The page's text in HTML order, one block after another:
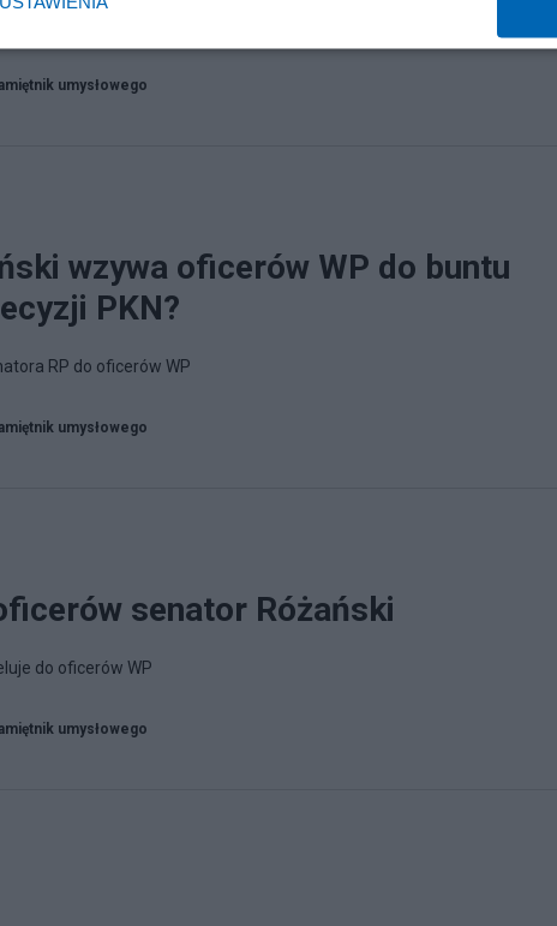
umysłowego
wzywa oficerów WP do buntu
PKN?
RP do oficerów WP
umysłowego
senator Różański
do oficerów WP
umysłowego